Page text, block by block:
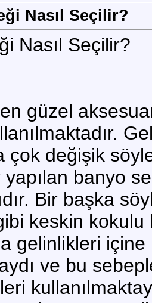
Nasıl Seçilir?
Nasıl Seçilir?
güzel
çok değişik
banyo
Bir başka
keskin
gelinlikleri
ve bu